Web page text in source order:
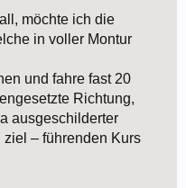
möchte ich die
in voller Montur
und fahre fast 20
Richtung,
ausgeschilderter
– führenden Kurs